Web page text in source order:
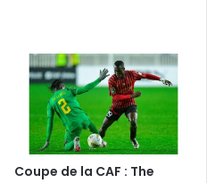
Coupe de la CAF : The